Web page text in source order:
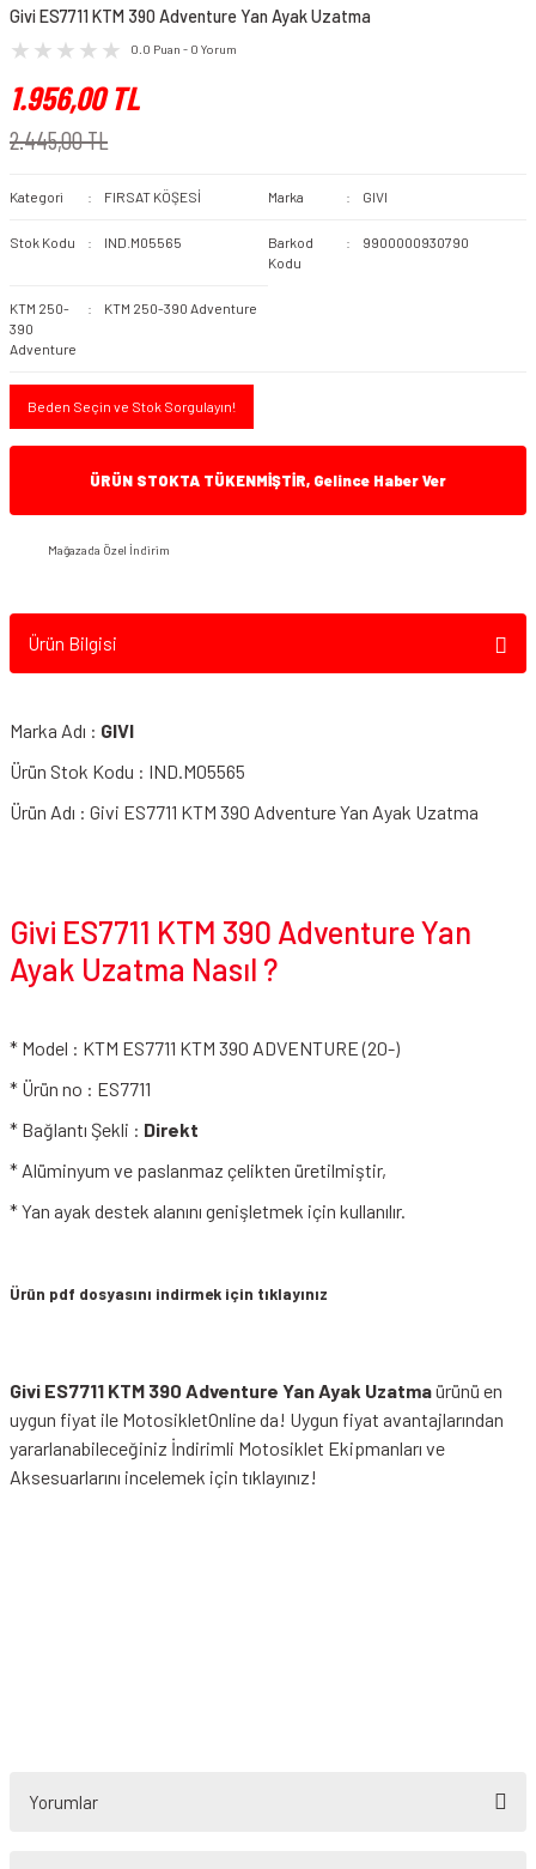
Givi ES7711 KTM 390 Adventure Yan Ayak Uzatma
0.0 Puan - 0 Yorum
1.956,00 TL
2.445,00 TL
Kategori FIRSAT KÖŞESİ Marka GIVI
Stok Kodu IND.M05565
Barkod
Kodu
9900000930790
KTM 250-
390
Adventure
KTM 250-390 Adventure
Beden Seçin ve Stok Sorgulayın!
ÜRÜN STOKTA TÜKENMİŞTİR, Gelince Haber Ver
Mağazada Özel İndirim
Ürün Bilgisi
Marka Adı : GIVI
Ürün Stok Kodu : IND.M05565
Ürün Adı : Givi ES7711 KTM 390 Adventure Yan Ayak Uzatma
Givi ES7711 KTM 390 Adventure Yan
Ayak Uzatma Nasıl ?
* Model : KTM ES7711 KTM 390 ADVENTURE (20-)
* Ürün no : ES7711
* Bağlantı Şekli : Direkt
* Alüminyum ve paslanmaz çelikten üretilmiştir,
* Yan ayak destek alanını genişletmek için kullanılır.
Ürün pdf dosyasını indirmek için tıklayınız
Givi ES7711 KTM 390 Adventure Yan Ayak Uzatmaürünü en
uygun fiyat ile MotosikletOnline da! Uygun fiyat avantajlarından
yararlanabileceğiniz İndirimli Motosiklet Ekipmanları ve
Aksesuarlarını incelemek için tıklayınız!
Yorumlar